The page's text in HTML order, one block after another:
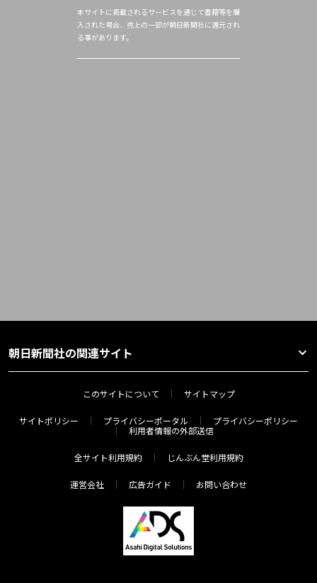
本サイトに掲載されるサービスを通じて書籍等を購
入された場合、売上の一部が朝日新聞社に還元され
る事があります。
朝日新聞社の関連サイト
このサイトについて サイトマップ
サイトポリシー プライバシーポータル
プライバシーポリシー
利用者情報の外部送信
全サイト利用規約 じんぶん堂利用規約
運営会社 広告ガイド お問い合わせ